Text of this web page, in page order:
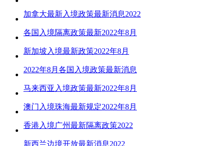
加拿大最新入境政策最新消息2022
各国入境隔离政策最新2022年8月
新加坡入境最新政策2022年8月
2022年8月各国入境政策最新消息
马来西亚入境政策最新2022年8月
澳门入境珠海最新规定2022年8月
香港入境广州最新隔离政策2022
新西兰边境开放最新消息2022